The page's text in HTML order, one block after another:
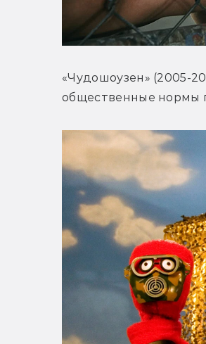
«Чудошоузен» (2005-
общественные нормы